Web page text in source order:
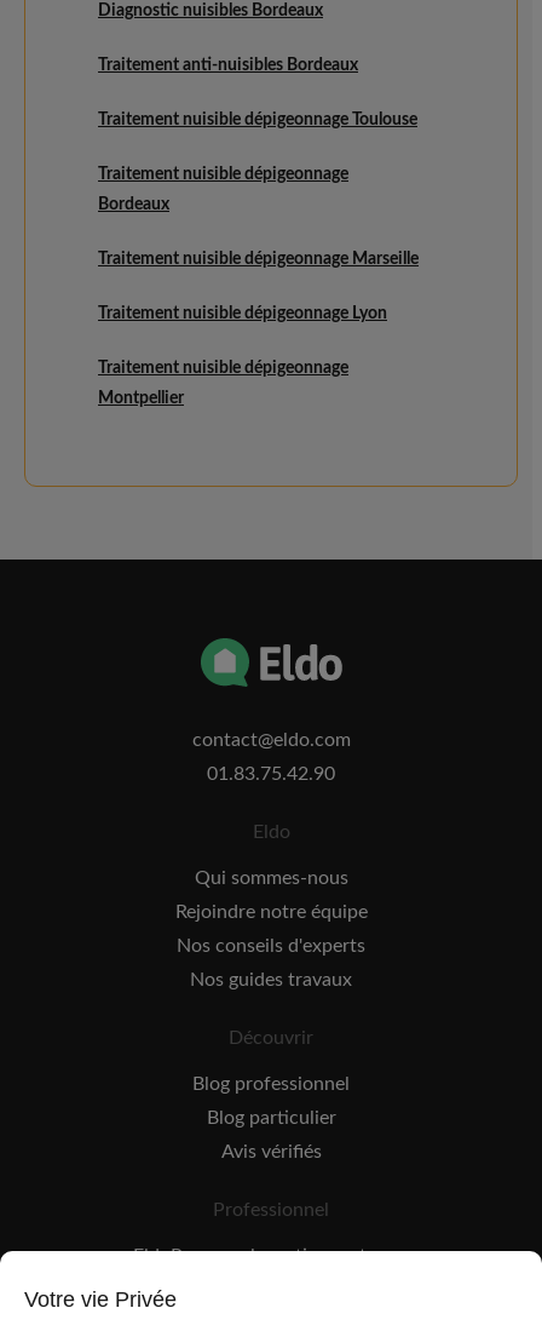
Diagnostic nuisibles Bordeaux
Traitement anti-nuisibles Bordeaux
Traitement nuisible dépigeonnage Toulouse
Traitement nuisible dépigeonnage
Bordeaux
Traitement nuisible dépigeonnage Marseille
Traitement nuisible dépigeonnage Lyon
Traitement nuisible dépigeonnage
Montpellier
contact@eldo.com
01.83.75.42.90
Eldo
Qui sommes-nous
Rejoindre notre équipe
Nos conseils d'experts
Nos guides travaux
Découvrir
Blog professionnel
Blog particulier
Avis vérifiés
Professionnel
EldoPro pour les artisans et pros
EldoNetwork pour les réseaux, marques et industriels
Votre vie Privée